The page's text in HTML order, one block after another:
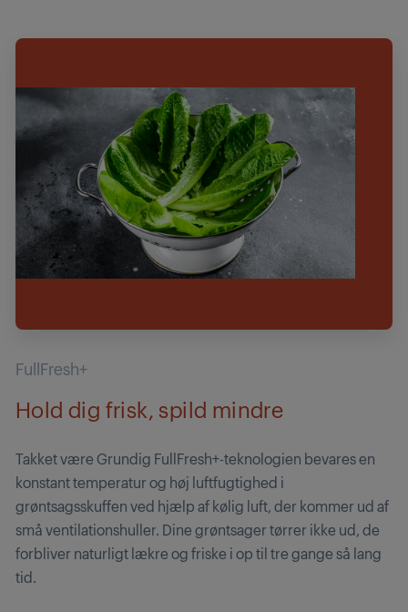
FullFresh+
Hold dig frisk, spild mindre
Takket være Grundig FullFresh+-teknologien bevares en
konstant temperatur og høj luftfugtighed i
grøntsagsskuffen ved hjælp af kølig luft, der kommer ud af
små ventilationshuller. Dine grøntsager tørrer ikke ud, de
forbliver naturligt lækre og friske i op til tre gange så lang
tid.